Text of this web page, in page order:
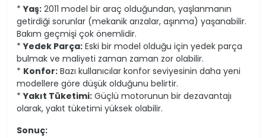
*Yaş: 2011 model bir araç olduğundan, yaşlanmanın
getirdiği sorunlar (mekanik arızalar, aşınma) yaşanabilir.
Bakım geçmişi çok önemlidir.
*Yedek Parça: Eski bir model olduğu için yedek parça
bulmak ve maliyeti zaman zaman zor olabilir.
* Konfor: Bazı kullanıcılar konfor seviyesinin daha yeni
modellere göre düşük olduğunu belirtir.
*Yakıt Tüketimi: Güçlü motorunun bir dezavantajı
olarak, yakıt tüketimi yüksek olabilir.
Sonuç: